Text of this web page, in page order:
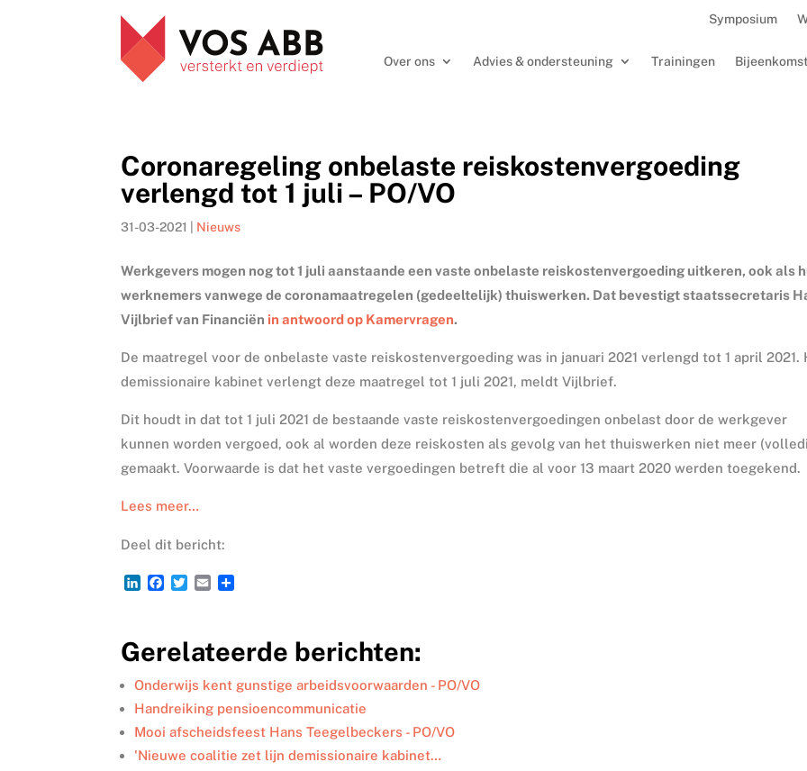
Symposium
Over ons Advies & ondersteuning Trainingen
Coronaregeling onbelaste reiskostenvergoeding
verlengd tot 1 juli – PO/VO
31-03-2021 Nieuws
Werkgevers mogen nog tot 1 juli aanstaande een vaste onbelaste reiskostenvergoeding uitkeren, ook als
werknemers vanwege de coronamaatregelen (gedeeltelijk) thuiswerken. Dat bevestigt staatssecretaris
Vijlbrief van Financiën in antwoord op Kamervragen.
De maatregel voor de onbelaste vaste reiskostenvergoeding was in januari 2021 verlengd tot 1 april 2021.
demissionaire kabinet verlengt deze maatregel tot 1 juli 2021, meldt Vijlbrief.
Dit houdt in dat tot 1 juli 2021 de bestaande vaste reiskostenvergoedingen onbelast door de werkgever
kunnen worden vergoed, ook al worden deze reiskosten als gevolg van het thuiswerken niet meer
gemaakt. Voorwaarde is dat het vaste vergoedingen betreft die al voor 13 maart 2020 werden toegekend.
Lees meer…
Deel dit bericht:
L
e
d
I
n
F
b
o
o
k
T
t
e
r
E
l
n
Gerelateerde berichten:
Onderwijs kent gunstige arbeidsvoorwaarden - PO/VO
Handreiking pensioencommunicatie
Mooi afscheidsfeest Hans Teegelbeckers - PO/VO
'Nieuwe coalitie zet lijn demissionaire kabinet…